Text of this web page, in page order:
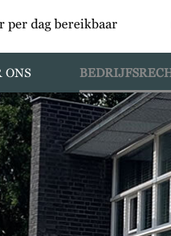
per dag bereikbaar
ONS